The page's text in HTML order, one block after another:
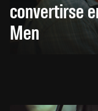
convertirse
Men